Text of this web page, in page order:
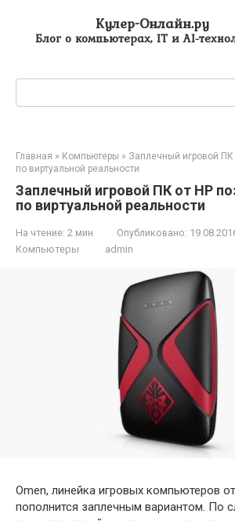
контенту
Кулер-Онлайн.ру
Блог о компьютерах, IT и AI-
Поиск:
Главная » Компьютеры » Заплечный игровой ПК
по виртуальной реальности
Заплечный игровой ПК от HP
по виртуальной реальности
На чтение: 2 мин Опубликовано:
Компьютеры
admin
Omen, линейка игровых компьютеров
пополнится заплечным вариантом. По